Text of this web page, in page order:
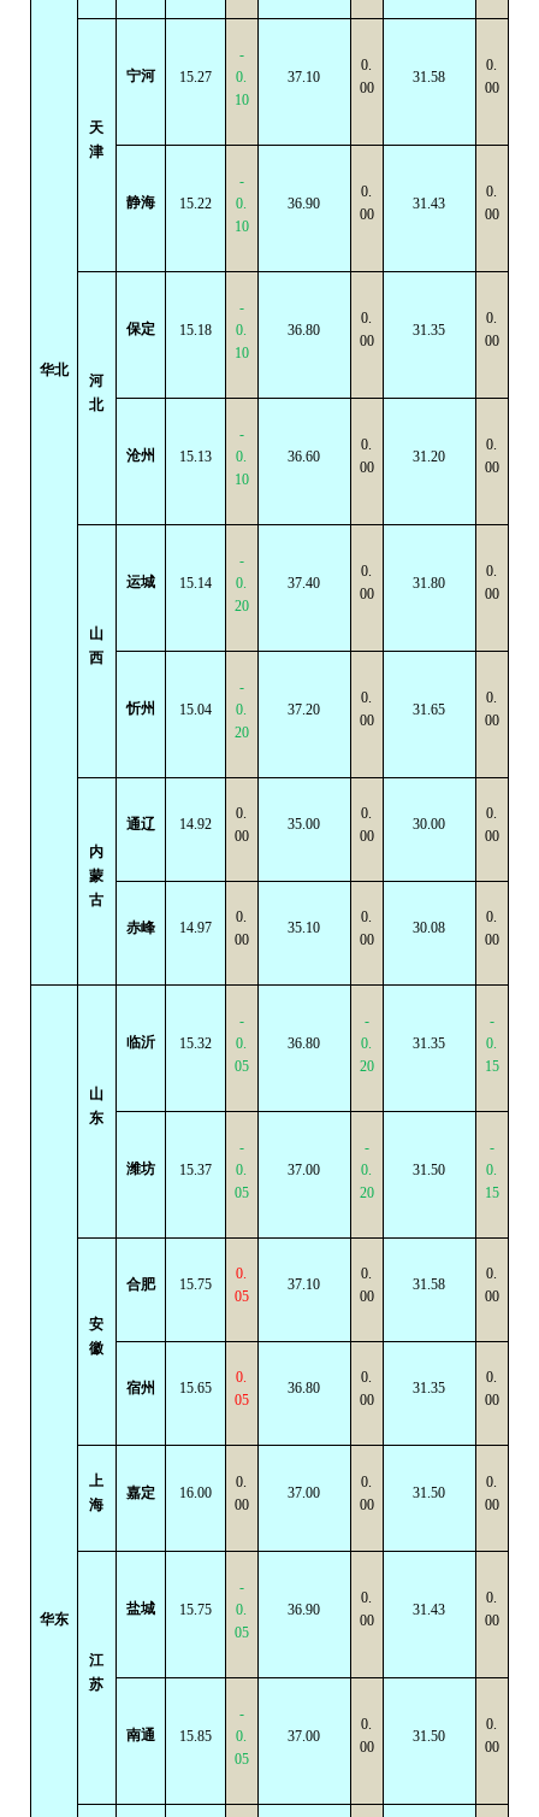
华北
天
津
宁河 15.27
-
0.
10
37.10
0.
00
31.58
0.
00
静海 15.22
-
0.
10
36.90
0.
00
31.43
0.
00
河
北
保定 15.18
-
0.
10
36.80
0.
00
31.35
0.
00
沧州 15.13
-
0.
10
36.60
0.
00
31.20
0.
00
山
西
运城 15.14
-
0.
20
37.40
0.
00
31.80
0.
00
忻州 15.04
-
0.
20
37.20
0.
00
31.65
0.
00
内
蒙
古
通辽 14.92
0.
00
35.00
0.
00
30.00
0.
00
赤峰 14.97
0.
00
35.10
0.
00
30.08
0.
00
华东
山
东
临沂 15.32
-
0.
05
36.80
-
0.
20
31.35
-
0.
15
潍坊 15.37
-
0.
05
37.00
-
0.
20
31.50
-
0.
15
安
徽
合肥 15.75
0.
05
37.10
0.
00
31.58
0.
00
宿州 15.65
0.
05
36.80
0.
00
31.35
0.
00
上
海
嘉定 16.00
0.
00
37.00
0.
00
31.50
0.
00
江
苏
盐城 15.75
-
0.
05
36.90
0.
00
31.43
0.
00
南通 15.85
-
0.
05
37.00
0.
00
31.50
0.
00